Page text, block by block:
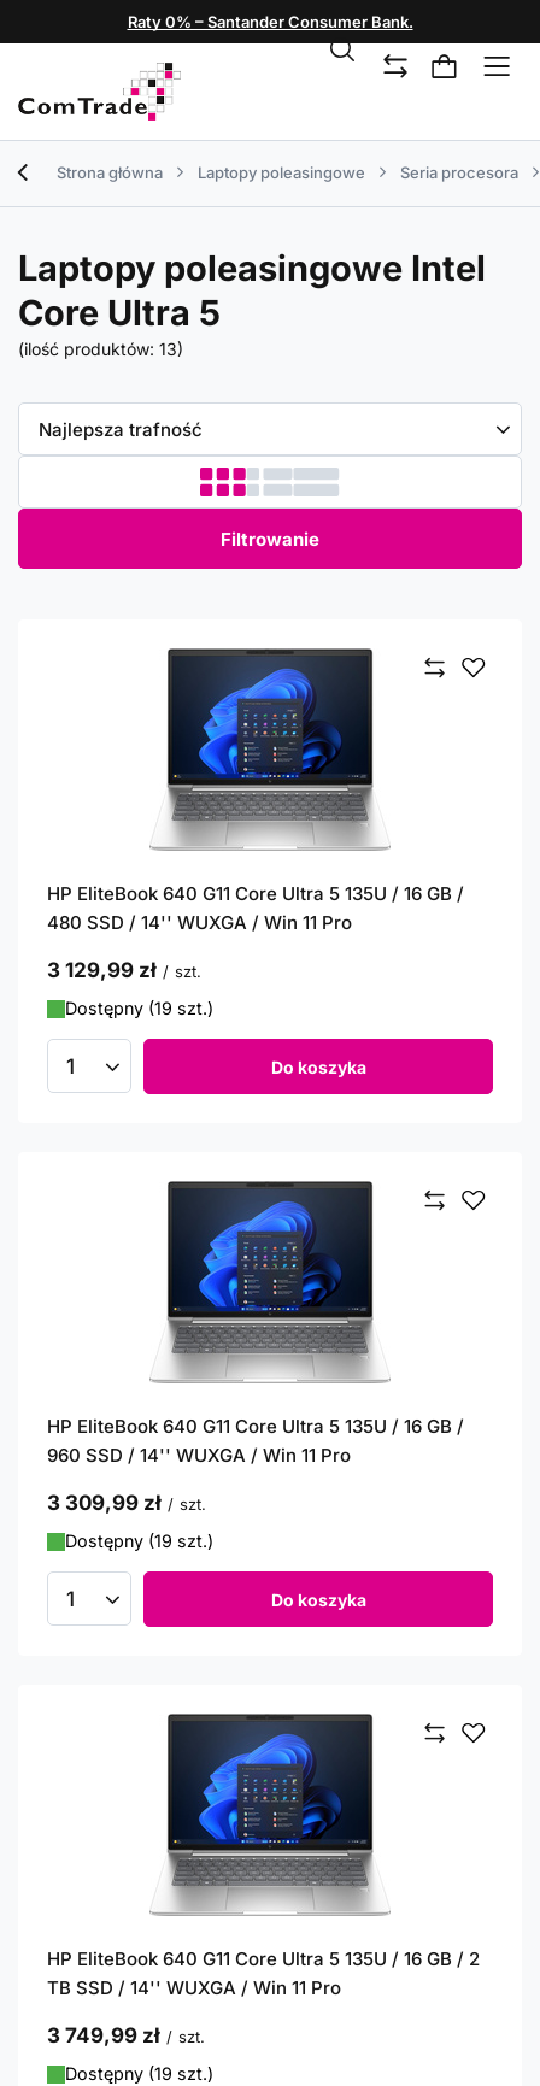
Raty 0% – Santander Consumer Bank.
Strona główna Laptopy poleasingowe Seria procesora
Laptopy poleasingowe Intel
Core Ultra 5
(ilość produktów: 13)
Zmień sortowanie
Najlepsza trafność
Filtrowanie
HP EliteBook 640 G11 Core Ultra 5 135U / 16 GB /
480 SSD / 14'' WUXGA / Win 11 Pro
3 129,99 zł / szt.
Dostępny (19 szt.)
Ilość produktów Do koszyka
HP EliteBook 640 G11 Core Ultra 5 135U / 16 GB /
960 SSD / 14'' WUXGA / Win 11 Pro
3 309,99 zł / szt.
Dostępny (19 szt.)
Ilość produktów Do koszyka
HP EliteBook 640 G11 Core Ultra 5 135U / 16 GB / 2
TB SSD / 14'' WUXGA / Win 11 Pro
3 749,99 zł / szt.
Dostępny (19 szt.)